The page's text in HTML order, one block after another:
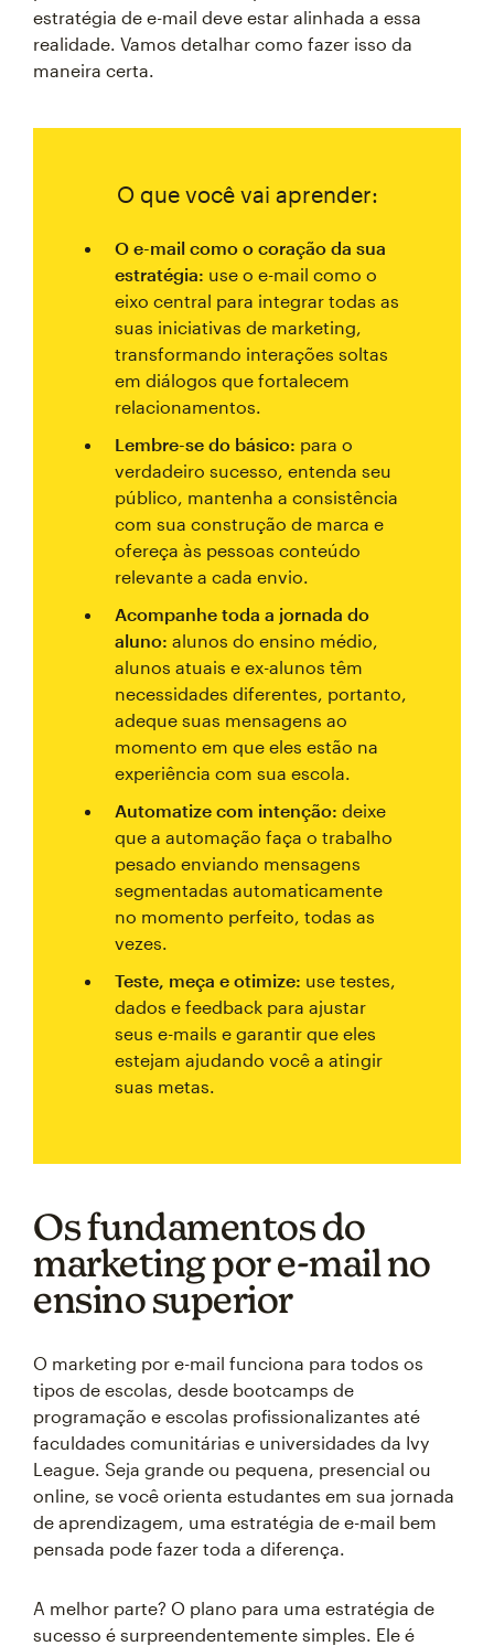
estratégia de e-mail deve estar alinhada a essa
realidade. Vamos detalhar como fazer isso da
maneira certa.
O que você vai aprender:
O e-mail como o coração da sua
estratégia: use o e-mail como o
eixo central para integrar todas as
suas iniciativas de marketing,
transformando interações soltas
em diálogos que fortalecem
relacionamentos.
Lembre-se do básico: para o
verdadeiro sucesso, entenda seu
público, mantenha a consistência
com sua construção de marca e
ofereça às pessoas conteúdo
relevante a cada envio.
Acompanhe toda a jornada do
aluno: alunos do ensino médio,
alunos atuais e ex-alunos têm
necessidades diferentes, portanto,
adeque suas mensagens ao
momento em que eles estão na
experiência com sua escola.
Automatize com intenção: deixe
que a automação faça o trabalho
pesado enviando mensagens
segmentadas automaticamente
no momento perfeito, todas as
vezes.
Teste, meça e otimize: use testes,
dados e feedback para ajustar
seus e-mails e garantir que eles
estejam ajudando você a atingir
suas metas.
Os fundamentos do
marketing por e-mail no
ensino superior
O marketing por e-mail funciona para todos os
tipos de escolas, desde bootcamps de
programação e escolas profissionalizantes até
faculdades comunitárias e universidades da Ivy
League. Seja grande ou pequena, presencial ou
online, se você orienta estudantes em sua jornada
de aprendizagem, uma estratégia de e-mail bem
pensada pode fazer toda a diferença.
A melhor parte? O plano para uma estratégia de
sucesso é surpreendentemente simples. Ele é